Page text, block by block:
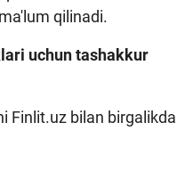
qilinadi.
uchun tashakkur
Finlit.uz bilan birgalikda